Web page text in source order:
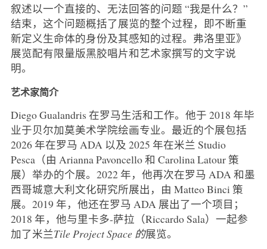
叙述以一个直接的、无法回答的问题 “我是什么？”
结束，这个问题概括了展览的整个过程，即不断重
新定义生命体的身份及其感知的过程。弗洛里亚》
展览配有限量版黑胶唱片和艺术家撰写的文字说
明。
艺术家简介
Diego Gualandris 在罗马生活和工作。他于 2018 年毕
业于贝尔加莫美术学院绘画专业。最近的个展包括
2026 年在罗马 ADA 以及 2025 年在米兰 Studio
Pesca（由 Arianna Pavoncello 和 Carolina Latour 策
展）举办的个展。2022 年，他再次在罗马 ADA 和墨
西哥城意大利文化研究所展出，由 Matteo Binci 策
展。2019 年，他还在罗马 ADA 展出了一个项目；
2018 年，他与里卡多-萨拉（Riccardo Sala）一起参
加了米兰Tile Project Space 的展览。